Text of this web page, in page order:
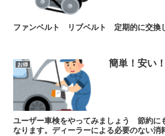
ファンベルト リブベルト 定期的に交換
お得 簡単！安い
ユーザー車検をやってみましょう 節約に
なります。ディーラーによる必要のない消